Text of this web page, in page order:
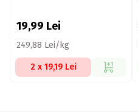
19,99 Lei
249,88 Lei/kg
2 x 19,19 Lei